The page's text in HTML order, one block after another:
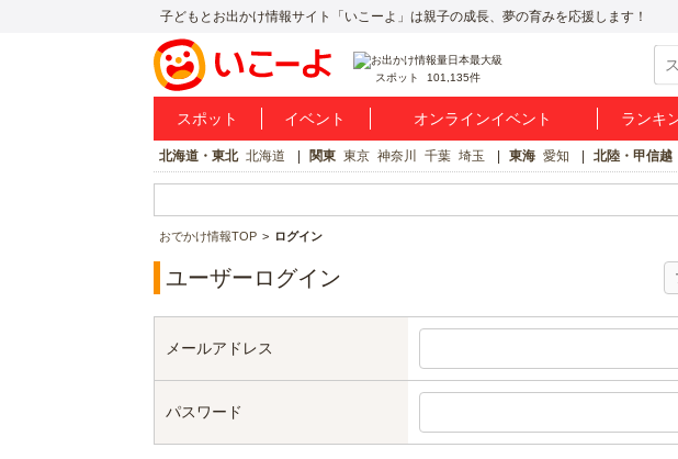
子どもとお出かけ情報サイト「いこーよ」は親子の成長、夢の育みを応援します！
スポット 101,135件
スポット イベント オンラインイベント ランキ
北海道・東北 北海道 関東 東京 神奈川 千葉 埼玉 東海 愛知 北陸・甲信越
おでかけ情報TOP ログイン
ユーザーログイン
メールアドレス
パスワード